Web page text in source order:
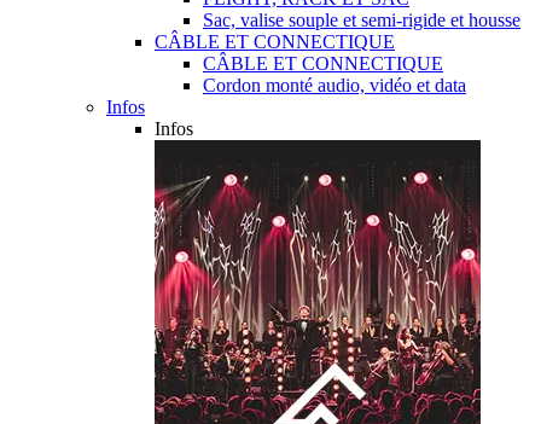
Sac, valise souple et semi-rigide et housse
CÂBLE ET CONNECTIQUE
CÂBLE ET CONNECTIQUE
Cordon monté audio, vidéo et data
Infos
Infos